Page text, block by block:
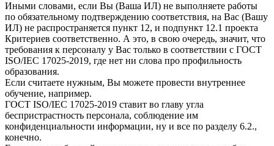
Иными словами, если Вы (Ваша ИЛ) не выполняете работы
по обязательному подтверждению соответствия, на Вас (Вашу
ИЛ) не распространяется пункт 12, и подпункт 12.1 проекта
Критериев соответственно. А это, в свою очередь, значит, что
требования к персоналу у Вас только в соответствии с ГОСТ
ISO/IEC 17025-2019, где нет ни слова про профильность
образования.
Если считаете нужным, Вы можете провести внутреннее
обучение, например.
ГОСТ ISO/IEC 17025-2019 ставит во главу угла
беспристрастность персонала, соблюдение им
конфиденциальности информации, ну и все по разделу 6.2.,
конечно.